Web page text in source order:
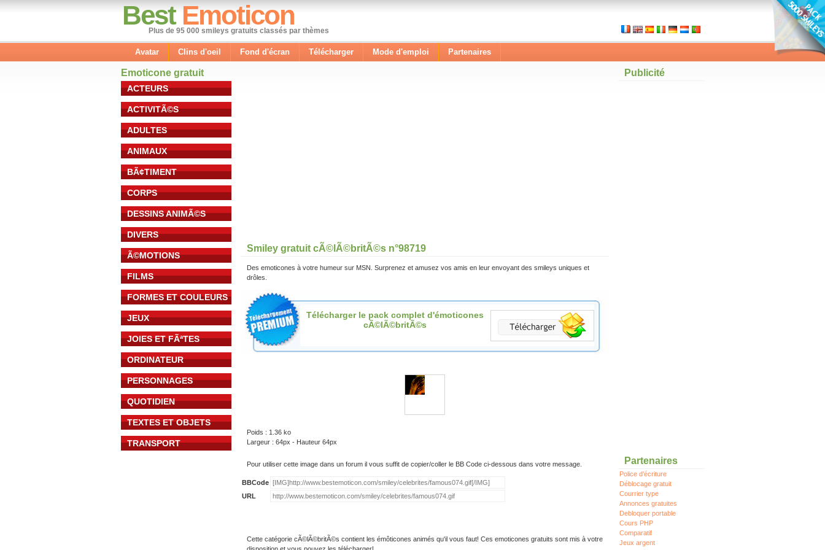
Best Emoticon
Plus de 95 000 smileys gratuits classés par thèmes
Avatar Clins d'oeil Fond d'écran Télécharger Mode d'emploi Partenaires
Emoticone gratuit
ACTEURS
ACTIVITÃ©S
ADULTES
ANIMAUX
BÃ¢TIMENT
CORPS
DESSINS ANIMÃ©S
DIVERS
Ã©MOTIONS
FILMS
FORMES ET COULEURS
JEUX
JOIES ET FÃªTES
ORDINATEUR
PERSONNAGES
QUOTIDIEN
TEXTES ET OBJETS
TRANSPORT
Smiley gratuit cÃ©lÃ©britÃ©s n°98719
Des emoticones à votre humeur sur MSN. Surprenez et amusez vos amis en leur envoyant des smileys uniques et
drôles.
Télécharger le pack complet d'émoticones
cÃ©lÃ©britÃ©s
Poids : 1.36 ko
Largeur : 64px - Hauteur 64px
Pour utiliser cette image dans un forum il vous suffit de copier/coller le BB Code ci-dessous dans votre message.
BBCode
URL
Cette catégorie cÃ©lÃ©britÃ©s contient les émôticones animés qu'il vous faut! Ces emoticones gratuits sont mis à votre
Publicité
Partenaires
Police d'écriture
Déblocage gratuit
Courrier type
Annonces gratuites
Debloquer portable
Cours PHP
Comparatif
Jeux argent